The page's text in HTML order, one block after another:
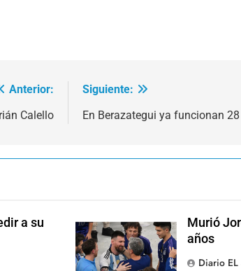
Anterior:
Calello
Siguiente:
En Berazategui ya funcionan
a su
Murió
años
Diario EL